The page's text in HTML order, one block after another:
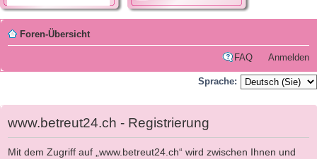
Foren-Übersicht
FAQ Anmelden
Sprache:
www.betreut24.ch - Registrierung
Mit dem Zugriff auf „www.betreut24.ch“ wird zwischen Ihnen und